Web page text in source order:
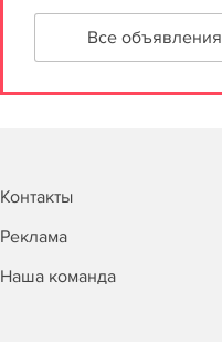
Все объявления
Контакты
Реклама
Наша команда